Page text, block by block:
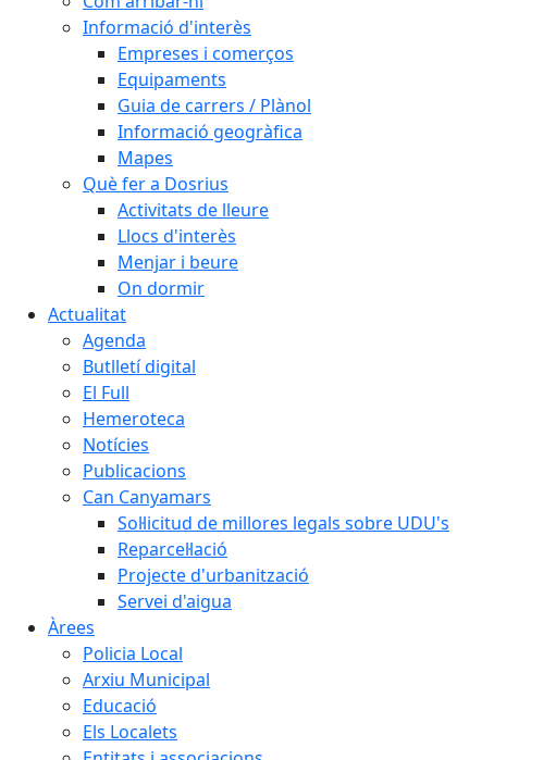
Informació d'interès
Empreses i comerços
Equipaments
Guia de carrers / Plànol
Informació geogràfica
Mapes
Què fer a Dosrius
Activitats de lleure
Llocs d'interès
Menjar i beure
On dormir
Actualitat
Agenda
Butlletí digital
El Full
Hemeroteca
Notícies
Publicacions
Can Canyamars
Sol·licitud de millores legals sobre UDU's
Reparcel·lació
Projecte d'urbanització
Servei d'aigua
Àrees
Policia Local
Arxiu Municipal
Educació
Els Localets